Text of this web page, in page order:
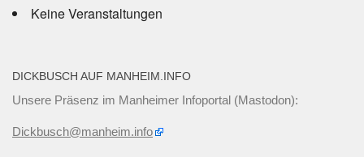
Keine Veranstaltungen
DICKBUSCH AUF MANHEIM.INFO
Unsere Präsenz im Manheimer Infoportal (Mastodon):
Dickbusch@manheim.info